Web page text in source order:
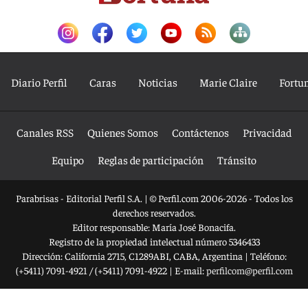
Diario Perfil Caras Noticias Marie Claire
Canales RSS Quienes Somos Contáctenos
Privacidad
Equipo
Reglas de participación Tránsito
Parabrisas - Editorial Perfil S.A. | © Perfil.com 2006-2026 - Todos los
derechos reservados.
Editor responsable: María José Bonacifa.
Registro de la propiedad intelectual número 5346433
Dirección:California 2715, C1289ABI, CABA, Argentina | Teléfono:
(+5411) 7091-4921 /(+5411) 7091-4922| E-mail:perfilcom@perfil.com